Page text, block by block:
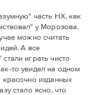
часть НХ, как
у Морозова.
можно считать
А все
играть чисто
то увидел на одном
красочно изданных
стало ясно, что